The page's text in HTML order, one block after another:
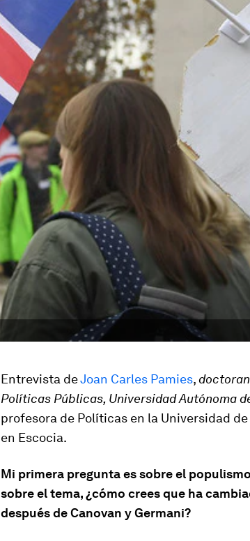
Entrevista deJoan Carles Pamies,
Políticas Públicas, Universidad Autónoma
profesora de Políticas en la Universidad
en Escocia.
Mi primera pregunta es sobre el
sobre el tema, ¿cómo crees que ha
después de Canovan y Germani?